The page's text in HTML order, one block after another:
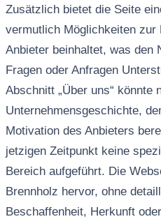
Zusätzlich bietet die Seite
vermutlich Möglichkeiten zur
Anbieter beinhaltet, was den
Fragen oder Anfragen
Abschnitt „Über uns“ könnte
Unternehmensgeschichte,
Motivation des Anbieters
jetzigen Zeitpunkt keine
Bereich aufgeführt. Die
Brennholz hervor, ohne
Beschaffenheit, Herkunft